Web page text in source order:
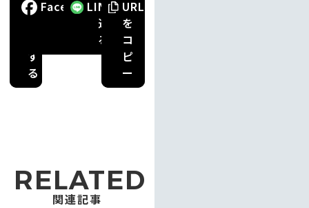
ポ
す
る
Facebook
で LINE
で
送
る
URL
を
コ
ピ
ー
RELATED
関連記事